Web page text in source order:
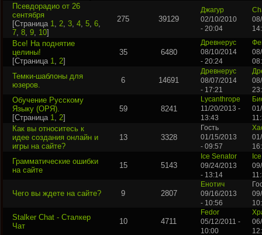
Псевдорадио от 26
сентября
[Страница 1 2 3 4 5 6
7 8 9 10]
275 39129
Джагур
02/10/2010
- 20:04
Все! На поднятие
целины!
[Страница 1 2]
35 6480
Древнерус
08/10/2014
- 20:24
Темки-шаблоны для
юзеров.
6 14691
Древнерус
08/07/2014
- 17:21
Обучение Русскому
Языку (ОРЯ).
[Страница 1 2]
59 8241
Lycanthrope
11/20/2013 -
13:43
Как вы относитесь к
идее создания онлайн и
игры на сайте?
13 3328
Гость
01/15/2013
- 09:57
Грамматические ошибки
на сайте
15 5143
Ice Senator
09/24/2013
- 13:14
Чего вы ждете на сайте? 9 2807
Енотич
09/16/2013
- 10:56
Stalker Chat - Сталкер
Чат
10 4711
Fedor
05/12/2011 -
10:00